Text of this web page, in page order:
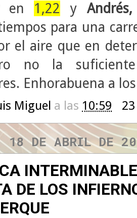
en 1,22 yAndrés,
para una
el aire que en
no la
Enhorabuena a
Miguel a las 10:59
18 DE ABRIL DE
DE LOS